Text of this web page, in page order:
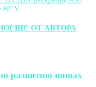
ВСУ
ЕЩЕ ОТ АВТОРА
развитию новых